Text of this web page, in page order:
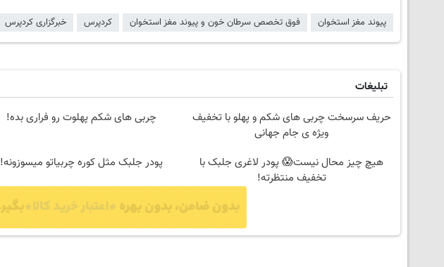
پیوند مغز استخوان فوق تخصص سرطان خون و پیوند مغز استخوان کردپرس خبرگزاری کردپرس
تبلیغات
حریف سرسخت چربی های شکم و پهلو با تخفیف
ویژه ی جام جهانی
چربی های شکم پهلوت رو فراری بده!
هیچ چیز محال نیست😱 پودر لاغری جلبک با
تخفیف منتظرته!
پودر جلبک مثل کوره چربیاتو میسوزونه!